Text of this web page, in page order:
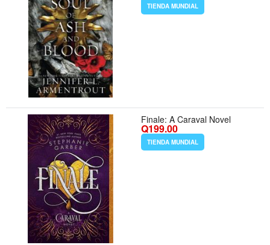
TIENDA MUNDIAL
Finale: A Caraval Novel
Q199.00
TIENDA MUNDIAL